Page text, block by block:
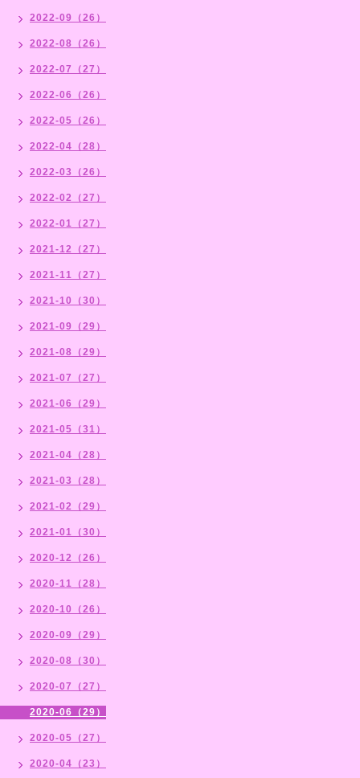
2022-09（26）
2022-08（26）
2022-07（27）
2022-06（26）
2022-05（26）
2022-04（28）
2022-03（26）
2022-02（27）
2022-01（27）
2021-12（27）
2021-11（27）
2021-10（30）
2021-09（29）
2021-08（29）
2021-07（27）
2021-06（29）
2021-05（31）
2021-04（28）
2021-03（28）
2021-02（29）
2021-01（30）
2020-12（26）
2020-11（28）
2020-10（26）
2020-09（29）
2020-08（30）
2020-07（27）
2020-06（29）
2020-05（27）
2020-04（23）